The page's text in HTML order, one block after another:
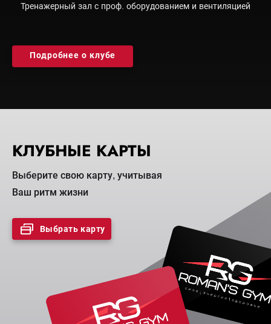
Тренажерный зал с проф. оборудованием и вентиляцией
Подробнее о клубе
КЛУБНЫЕ КАРТЫ
Выберите свою карту, учитывая
Ваш ритм жизни
Выбрать карту